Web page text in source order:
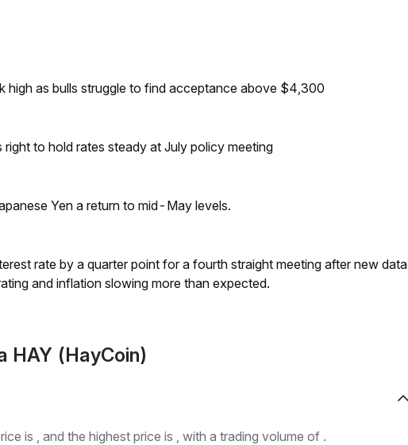
high as bulls struggle to find acceptance above $4,300
to hold rates steady at July policy meeting
Yen a return to mid-May levels.
rate by a quarter point for a fourth straight meeting after new data
and inflation slowing more than expected.
HAY (HayCoin)
is , and the highest price is , with a trading volume of .